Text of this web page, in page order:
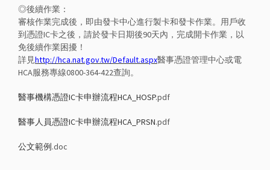
◎後續作業：
審核作業完成後，即由發卡中心進行製卡和發卡作業。用戶收
到憑證IC卡之後，請於發卡日期後90天內，完成開卡作業，以
免後續作業困擾！
詳見http://hca.nat.gov.tw/Default.aspx醫事憑證管理中心或電
HCA服務專線0800-364-422查詢。
醫事機構憑證IC卡申辦流程HCA_HOSP.pdf
醫事人員憑證IC卡申辦流程HCA_PRSN.pdf
公文範例.doc